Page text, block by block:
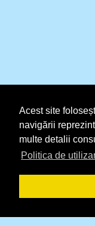
Acest site
navigării
multe detalii
Politica de